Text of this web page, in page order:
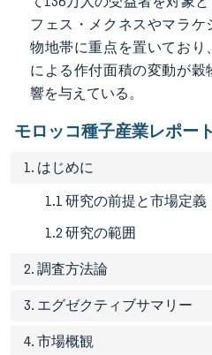
フェス・メクネスやマラ
物地帯に重点を置いてお
による作付面積の変動が
響を与えている。
モロッコ種子産業レポー
1. はじめに
1.1 研究の前提と市場定義
1.2 研究の範囲
2. 調査方法論
3. エグゼクティブサマリー
4. 市場概観